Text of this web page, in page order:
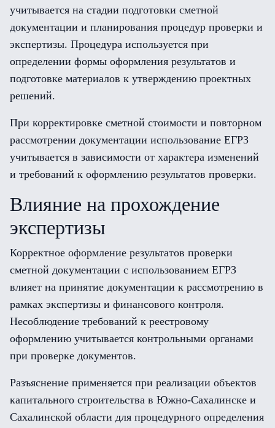
учитывается на стадии подготовки сметной
документации и планирования процедур проверки и
экспертизы. Процедура используется при
определении формы оформления результатов и
подготовке материалов к утверждению проектных
решений.
При корректировке сметной стоимости и повторном
рассмотрении документации использование ЕГРЗ
учитывается в зависимости от характера изменений
и требований к оформлению результатов проверки.
Влияние на прохождение
экспертизы
Корректное оформление результатов проверки
сметной документации с использованием ЕГРЗ
влияет на принятие документации к рассмотрению в
рамках экспертизы и финансового контроля.
Несоблюдение требований к реестровому
оформлению учитывается контрольными органами
при проверке документов.
Разъяснение применяется при реализации объектов
капитального строительства в Южно-Сахалинске и
Сахалинской области для процедурного определения